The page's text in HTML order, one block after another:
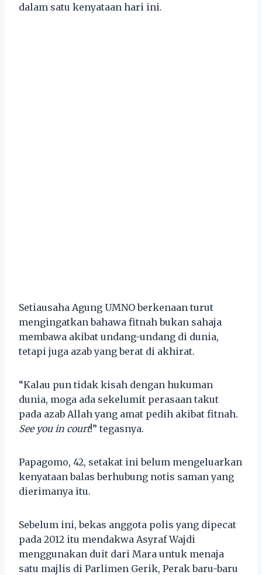
dalam satu kenyataan hari ini.
Setiausaha Agung UMNO berkenaan turut
mengingatkan bahawa fitnah bukan sahaja
membawa akibat undang-undang di dunia,
tetapi juga azab yang berat di akhirat.
“Kalau pun tidak kisah dengan hukuman
dunia, moga ada sekelumit perasaan takut
pada azab Allah yang amat pedih akibat fitnah.
See you in court!” tegasnya.
Papagomo, 42, setakat ini belum mengeluarkan
kenyataan balas berhubung notis saman yang
dierimanya itu.
Sebelum ini, bekas anggota polis yang dipecat
pada 2012 itu mendakwa Asyraf Wajdi
menggunakan duit dari Mara untuk menaja
satu majlis di Parlimen Gerik, Perak baru-baru